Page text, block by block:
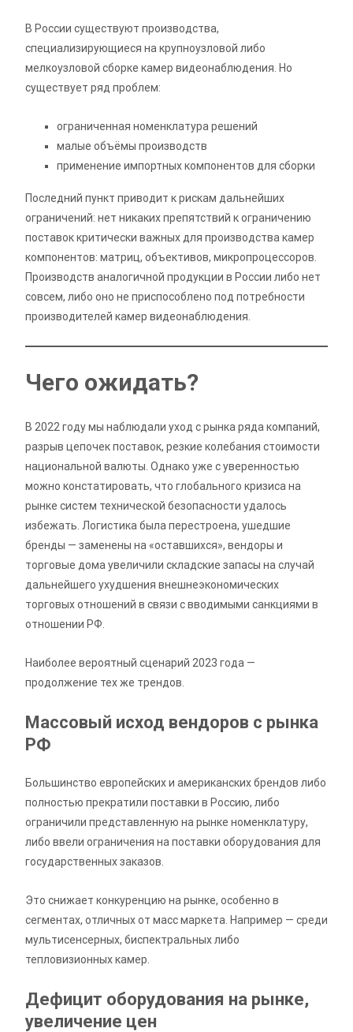
В России существуют производства,
специализирующиеся на крупноузловой либо
мелкоузловой сборке камер видеонаблюдения. Но
существует ряд проблем:
ограниченная номенклатура решений
малые объёмы производств
применение импортных компонентов для сборки
Последний пункт приводит к рискам дальнейших
ограничений: нет никаких препятствий к ограничению
поставок критически важных для производства камер
компонентов: матриц, объективов, микропроцессоров.
Производств аналогичной продукции в России либо нет
совсем, либо оно не приспособлено под потребности
производителей камер видеонаблюдения.
Чего ожидать?
В 2022 году мы наблюдали уход с рынка ряда компаний,
разрыв цепочек поставок, резкие колебания стоимости
национальной валюты. Однако уже с уверенностью
можно констатировать, что глобального кризиса на
рынке систем технической безопасности удалось
избежать. Логистика была перестроена, ушедшие
бренды — заменены на «оставшихся», вендоры и
торговые дома увеличили складские запасы на случай
дальнейшего ухудшения внешнеэкономических
торговых отношений в связи с вводимыми санкциями в
отношении РФ.
Наиболее вероятный сценарий 2023 года —
продолжение тех же трендов.
Массовый исход вендоров с рынка
РФ
Большинство европейских и американских брендов либо
полностью прекратили поставки в Россию, либо
ограничили представленную на рынке номенклатуру,
либо ввели ограничения на поставки оборудования для
государственных заказов.
Это снижает конкуренцию на рынке, особенно в
сегментах, отличных от масс маркета. Например — среди
мультисенсерных, биспектральных либо
тепловизионных камер.
Дефицит оборудования на рынке,
увеличение цен